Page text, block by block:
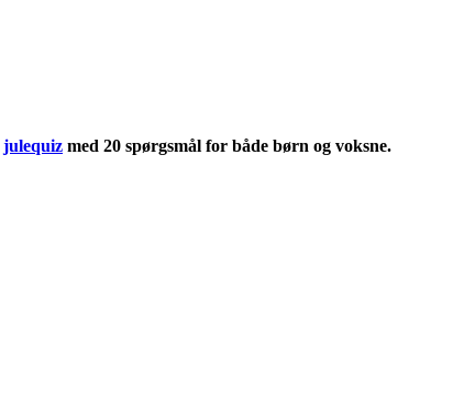
julequiz med 20 spørgsmål for både børn og voksne.